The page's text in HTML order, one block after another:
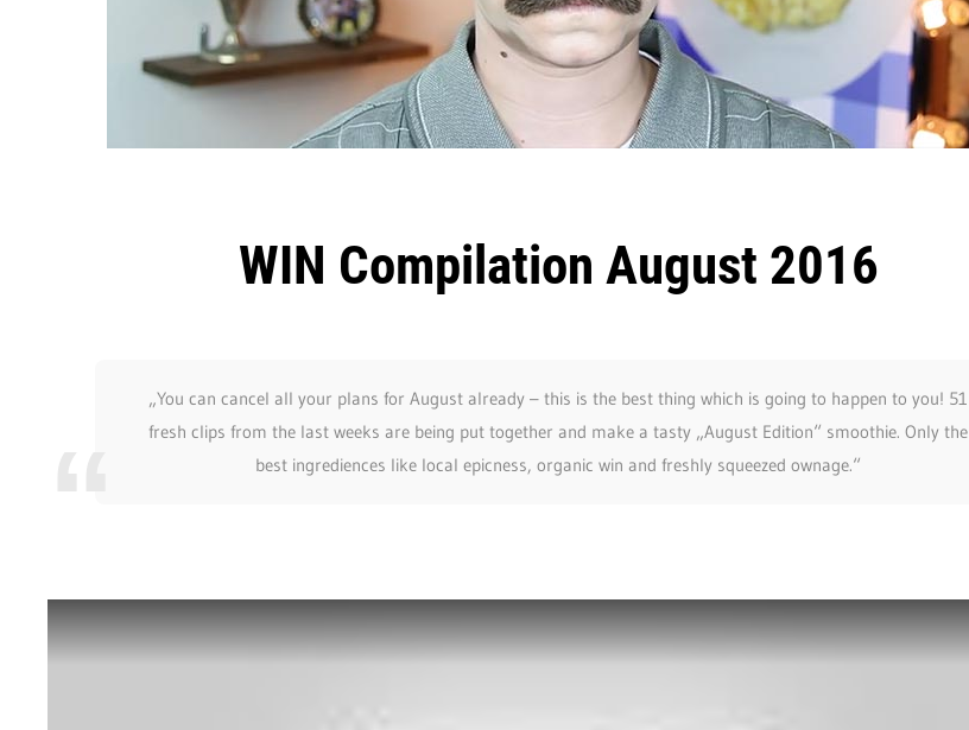
WIN Compilation August 2016
„You can cancel all your plans for August already – this is the best thing which is going to happen to you! 51
fresh clips from the last weeks are being put together and make a tasty „August Edition“ smoothie. Only the
best ingrediences like local epicness, organic win and freshly squeezed ownage.“